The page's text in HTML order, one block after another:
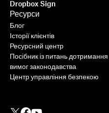
Dropbox Sign
Ресурси
Блог
Історії клієнтів
Ресурсний центр
Посібник із питань дотримання
вимог законодавства
Центр управління безпекою